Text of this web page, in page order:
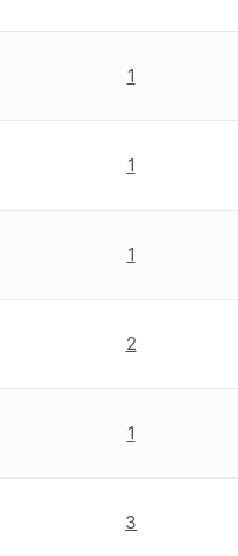
1
1
1
2
1
3